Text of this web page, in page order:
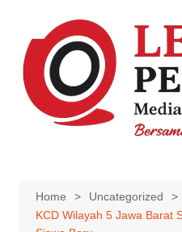
content
Home
Uncategorized
KCD Wilayah 5 Jawa Barat